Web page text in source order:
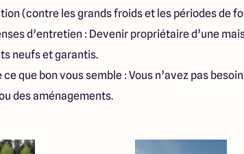
(contre les grands froids et les périodes de
d’entretien : Devenir propriétaire d’une
neufs et garantis.
que bon vous semble : Vous n’avez pas
des aménagements.